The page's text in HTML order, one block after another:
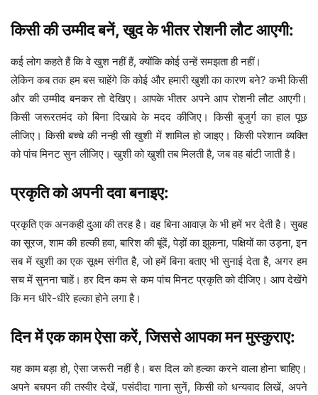
किसी की उम्मीद बनें, खुद के भीतर रोशनी लौट आएगी:
कई लोग कहते हैं कि वे खुश नहीं हैं, क्योंकि कोई उन्हें समझता ही नहीं।
लेकिन कब तक हम बस चाहेंगे कि कोई और हमारी खुशी का कारण बने? कभी किसी
और की उम्मीद बनकर तो देखिए। आपके भीतर अपने आप रोशनी लौट आएगी।
किसी जरूरतमंद को बिना दिखावे के मदद कीजिए। किसी बुजुर्ग का हाल पूछ
लीजिए। किसी बच्चे की नन्ही सी खुशी में शामिल हो जाइए। किसी परेशान व्यक्ति
को पांच मिनट सुन लीजिए। खुशी को खुशी तब मिलती है, जब वह बांटी जाती है।
प्रकृति को अपनी दवा बनाइए:
प्रकृति एक अनकही दुआ की तरह है। वह बिना आवाज़ के भी हमें भर देती है। सुबह
का सूरज, शाम की हल्की हवा, बारिश की बूंदें, पेड़ों का झुकना, पक्षियों का उड़ना, इन
सब में खुशी का एक सूक्ष्म संगीत है, जो हमें बिना बताए भी सुनाई देता है, अगर हम
सच में सुनना चाहें। हर दिन कम से कम पांच मिनट प्रकृति को दीजिए। आप देखेंगे
कि मन धीरे-धीरे हल्का होने लगा है।
दिन में एक काम ऐसा करें, जिससे आपका मन मुस्कुराए:
यह काम बड़ा हो, ऐसा जरूरी नहीं है। बस दिल को हल्का करने वाला होना चाहिए।
अपने बचपन की तस्वीर देखें, पसंदीदा गाना सुनें, किसी को धन्यवाद लिखें, अपने